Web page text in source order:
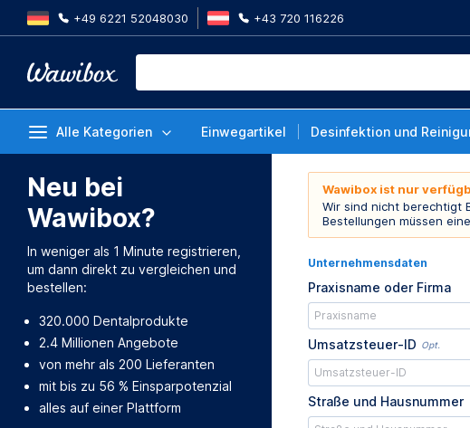
+49 6221 52048030 +43 720 116226
Alle Kategorien Einwegartikel Desinfektion und
Neu bei
Wawibox?
In weniger als 1 Minute registrieren,
um dann direkt zu vergleichen und
bestellen:
320.000 Dentalprodukte
2.4 Millionen Angebote
von mehr als 200 Lieferanten
mit bis zu 56 % Einsparpotenzial
alles auf einer Plattform
Wawibox ist nur
Wir sind nicht berechtigt
Bestellungen müssen
Unternehmensdaten
Praxisname oder Firma
Umsatzsteuer-ID Opt.
Straße und Hausnummer